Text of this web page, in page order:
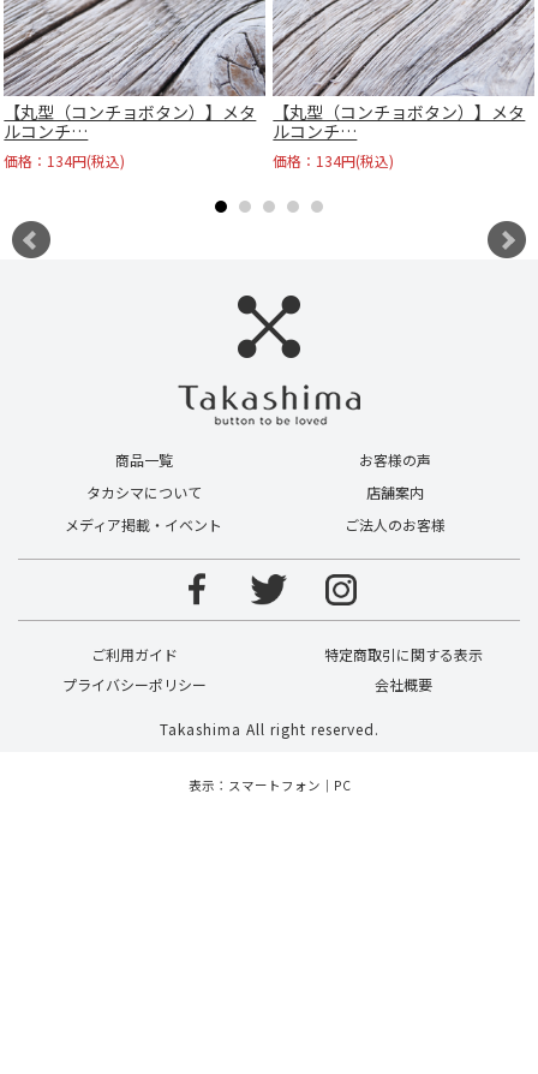
【丸型（コンチョボタン）】メタ
ルコンチ…
価格：134円(税込)
【丸型（コンチョボタン）】メタ
ルコンチ…
価格：134円(税込)
商品一覧
お客様の声
タカシマについて
店舗案内
メディア掲載・イベント
ご法人のお客様
ご利用ガイド
特定商取引に関する表示
プライバシーポリシー
会社概要
Takashima All right reserved.
表示：スマートフォン｜ PC